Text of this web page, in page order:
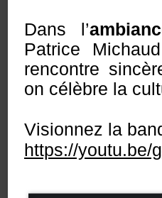
Dans l’
Patrice
rencontre
on célèbre la
Visionnez la
https://youtu.be/